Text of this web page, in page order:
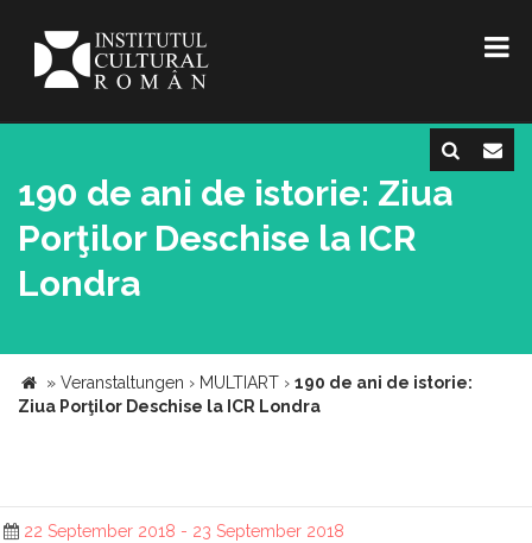
190 de ani de istorie: Ziua
Porţilor Deschise la ICR
Londra
» Veranstaltungen › MULTIART › 190 de ani de istorie:
Ziua Porţilor Deschise la ICR Londra
22 September 2018 - 23 September 2018